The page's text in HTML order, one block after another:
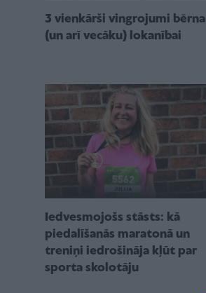
3 vienkārši vingrojumi bērna
(un arī vecāku) lokanībai
Iedvesmojošs stāsts: kā
piedalīšanās maratonā un
treniņi iedrošināja kļūt par
sporta skolotāju